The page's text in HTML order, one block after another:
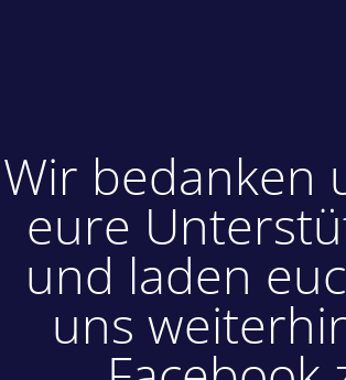
Wir bedanken
eure
und laden
uns